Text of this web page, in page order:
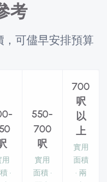
考
可儘早安排預算
用
·
550-
700
呎
實用
面積 ·
700
呎
以
上
實用
面積
· 兩